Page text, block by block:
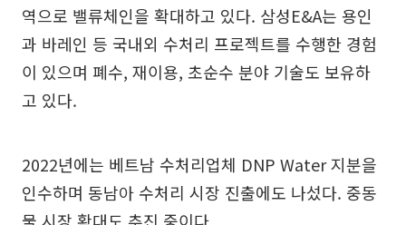
역으로 밸류체인을 확대하고 있다. 삼성E&A는 용인
과 바레인 등 국내외 수처리 프로젝트를 수행한 경험
이 있으며 폐수, 재이용, 초순수 분야 기술도 보유하
고 있다.
2022년에는 베트남 수처리업체 DNP Water 지분을
인수하며 동남아 수처리 시장 진출에도 나섰다. 중동
물 시장 확대도 추진 중이다.